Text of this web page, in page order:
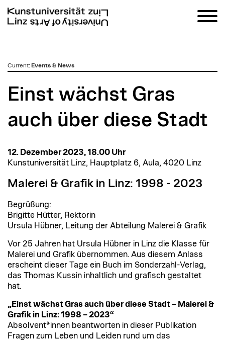
zumCurrent: Events & News
Einst wächst Gras
auch über diese Stadt
12. Dezember 2023, 18.00 Uhr
Kunstuniversität Linz, Hauptplatz 6, Aula, 4020 Linz
Malerei & Grafik in Linz: 1998 - 2023
Begrüßung:
Brigitte Hütter, Rektorin
Ursula Hübner, Leitung der Abteilung Malerei & Grafik
Vor 25 Jahren hat Ursula Hübner in Linz die Klasse für
Malerei und Grafik übernommen. Aus diesem Anlass
erscheint dieser Tage ein Buch im Sonderzahl-Verlag,
das Thomas Kussin inhaltlich und grafisch gestaltet
hat.
„Einst wächst Gras auch über diese Stadt – Malerei &
Grafik in Linz: 1998 – 2023“
Absolvent*innen beantworten in dieser Publikation
Fragen zum Leben und Leiden rund um das